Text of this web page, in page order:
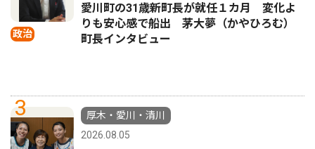
政治
愛川町の31歳新町長が就任１カ月 変化よ
りも安心感で船出 茅大夢（かやひろむ）
町長インタビュー
3
厚木・愛川・清川
2026.08.05